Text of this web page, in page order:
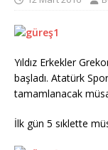
Yıldız Erkekler
başladı. Atatürk
tamamlanacak
İlk gün 5 sıklette